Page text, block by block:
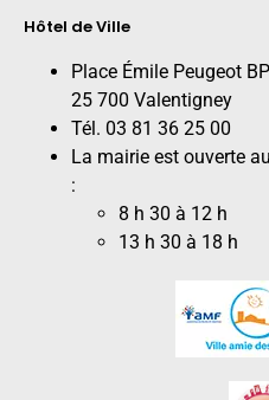
Hôtel de Ville
Place Émile Peugeot
25 700 Valentigney
Tél. 03 81 36 25 00
La mairie est ouverte
:
8 h 30 à 12 h
13 h 30 à 18 h